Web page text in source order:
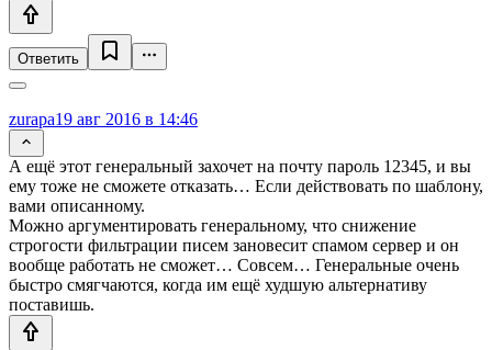
Ответить
zurapa19 авг 2016 в 14:46
А ещё этот генеральный захочет на почту пароль 12345, и вы
ему тоже не сможете отказать… Если действовать по шаблону,
вами описанному.
Можно аргументировать генеральному, что снижение
строгости фильтрации писем зановесит спамом сервер и он
вообще работать не сможет… Совсем… Генеральные очень
быстро смягчаются, когда им ещё худшую альтернативу
поставишь.